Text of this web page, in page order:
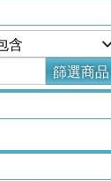
篩選商品